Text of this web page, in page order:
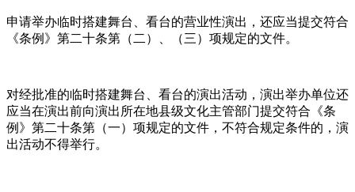
申请举办临时搭建舞台、看台的营业性演出，还应当提交符合
《条例》第二十条第（二）、（三）项规定的文件。
对经批准的临时搭建舞台、看台的演出活动，演出举办单位还
应当在演出前向演出所在地县级文化主管部门提交符合《条
例》第二十条第（一）项规定的文件，不符合规定条件的，演
出活动不得举行。